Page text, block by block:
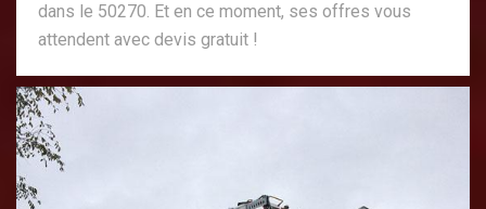
dans le 50270. Et en ce moment, ses offres vous
attendent avec devis gratuit !